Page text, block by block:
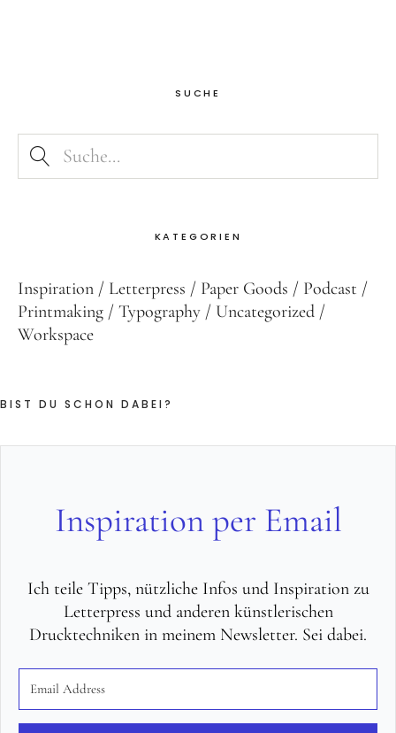
SUCHE
KATEGORIEN
Inspiration Letterpress Paper Goods
Podcast
Printmaking
Typography
Uncategorized
Workspace
BIST DU SCHON DABEI?
Inspiration per Email
Ich teile Tipps, nützliche Infos und Inspiration zu
Letterpress und anderen künstlerischen
Drucktechniken in meinem Newsletter. Sei dabei.